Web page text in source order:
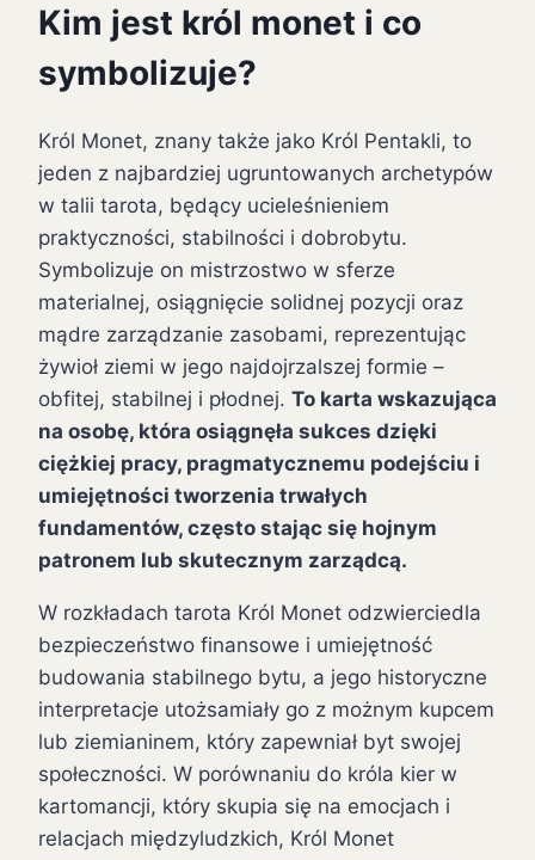
Kim jest król monet i co
symbolizuje?
Król Monet, znany także jako Król Pentakli, to
jeden z najbardziej ugruntowanych archetypów
w talii tarota, będący ucieleśnieniem
praktyczności, stabilności i dobrobytu.
Symbolizuje on mistrzostwo w sferze
materialnej, osiągnięcie solidnej pozycji oraz
mądre zarządzanie zasobami, reprezentując
żywioł ziemi w jego najdojrzalszej formie –
obfitej, stabilnej i płodnej. To karta wskazująca
na osobę, która osiągnęła sukces dzięki
ciężkiej pracy, pragmatycznemu podejściu i
umiejętności tworzenia trwałych
fundamentów, często stając się hojnym
patronem lub skutecznym zarządcą.
W rozkładach tarota Król Monet odzwierciedla
bezpieczeństwo finansowe i umiejętność
budowania stabilnego bytu, a jego historyczne
interpretacje utożsamiały go z możnym kupcem
lub ziemianinem, który zapewniał byt swojej
społeczności. W porównaniu do króla kier w
kartomancji, który skupia się na emocjach i
relacjach międzyludzkich, Król Monet